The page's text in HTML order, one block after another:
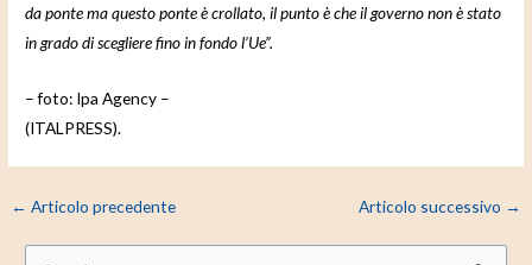
da ponte ma questo ponte è crollato, il punto è che il governo non è stato
in grado di scegliere fino in fondo l’Ue”.
– foto: Ipa Agency –
(ITALPRESS).
← Articolo precedente Articolo successivo →